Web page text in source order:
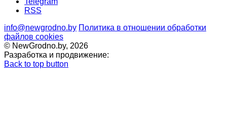
RSS
info@newgrodno.by Политика в отношении обработки
файлов cookies
© NewGrodno.by, 2026
Разработка и продвижение:
Back to top button